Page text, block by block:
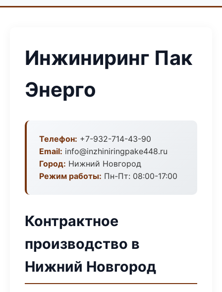
Инжиниринг Пак
Энерго
Телефон: +7-932-714-43-90
Email: info@inzhiniringpake448.ru
Город: Нижний Новгород
Режим работы: Пн-Пт: 08:00-17:00
Контрактное
производство в
Нижний Новгород